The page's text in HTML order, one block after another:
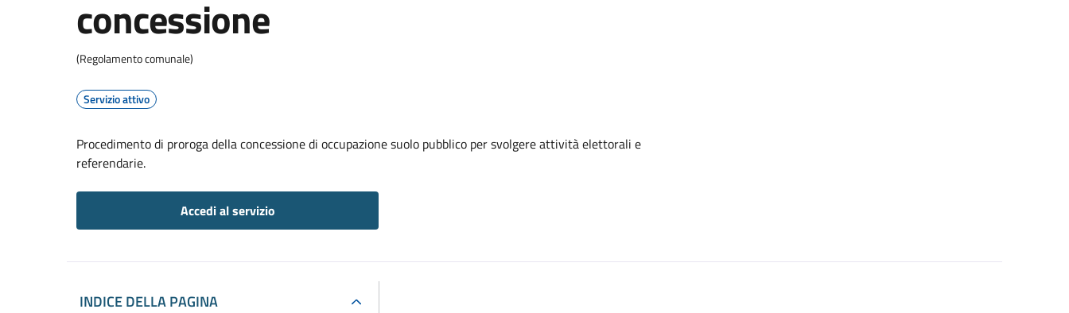
concessione
(Regolamento comunale)
Servizio attivo
Procedimento di proroga della concessione di occupazione suolo pubblico per svolgere attività elettorali e
referendarie.
Accedi al servizio
INDICE DELLA PAGINA